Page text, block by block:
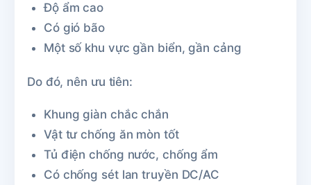
Độ ẩm cao
Có gió bão
Một số khu vực gần biển, gần cảng
Do đó, nên ưu tiên:
Khung giàn chắc chắn
Vật tư chống ăn mòn tốt
Tủ điện chống nước, chống ẩm
Có chống sét lan truyền DC/AC